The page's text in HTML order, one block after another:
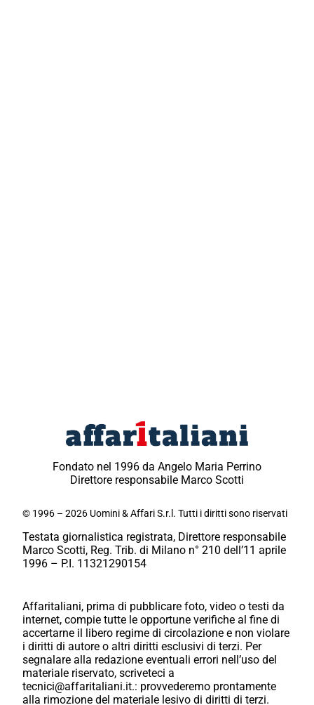
Fondato nel 1996 da Angelo Maria Perrino
Direttore responsabile Marco Scotti
© 1996 – 2026 Uomini & Affari S.r.l. Tutti i diritti sono riservati
Testata giornalistica registrata, Direttore responsabile
Marco Scotti, Reg. Trib. di Milano n° 210 dell’11 aprile
1996 – P.I. 11321290154
Affaritaliani, prima di pubblicare foto, video o testi da
internet, compie tutte le opportune verifiche al fine di
accertarne il libero regime di circolazione e non violare
i diritti di autore o altri diritti esclusivi di terzi. Per
segnalare alla redazione eventuali errori nell’uso del
materiale riservato, scriveteci a
tecnici@affaritaliani.it.: provvederemo prontamente
alla rimozione del materiale lesivo di diritti di terzi.